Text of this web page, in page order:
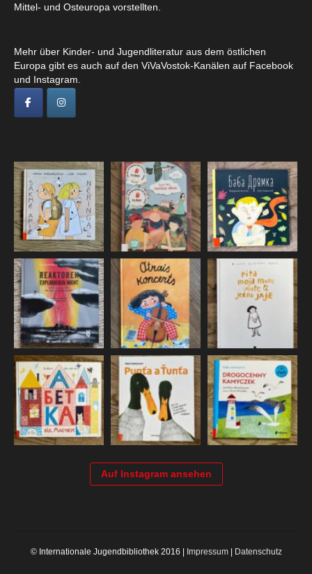
Mittel- und Osteuropa vorstellten.
Mehr über Kinder- und Jugendliteratur aus dem östlichen
Europa gibt es auch auf den ViVaVostok-Kanälen auf Facebook
und Instagram.
Auf Instagram ansehen
© Internationale Jugendbibliothek 2016 | Impressum| Datenschutz